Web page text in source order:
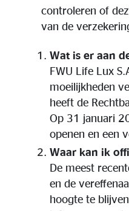
controleren of
van de
Wat is er aan
FWU Life Lux
moeilijkheden
heeft de
Op 31 januari
openen en een
Waar kan ik
De meest
en de
hoogte te